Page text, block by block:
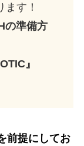
す！
の準備方
』
前提にしてお